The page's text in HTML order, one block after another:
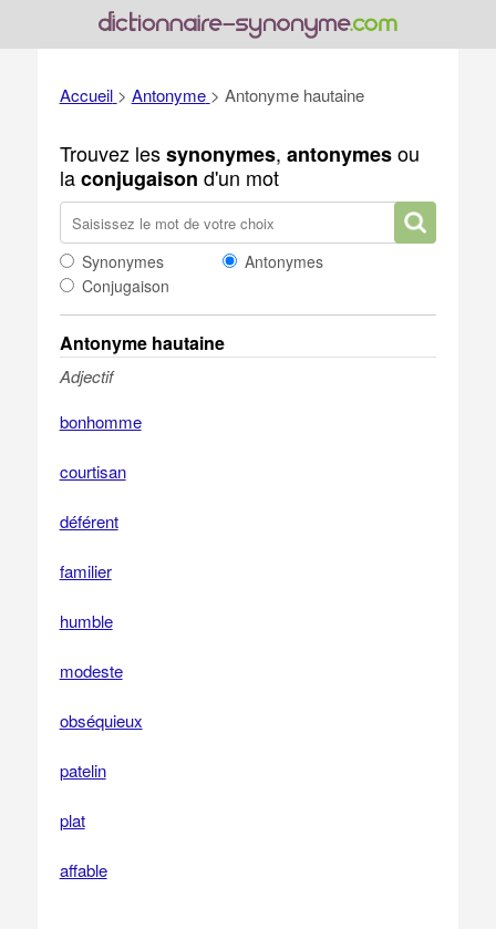
Accueil > Antonyme > Antonyme hautaine
Trouvez lessynonymes, antonymesou
laconjugaison d'un mot
Synonymes
Antonymes
Conjugaison
Antonyme hautaine
Adjectif
bonhomme
courtisan
déférent
familier
humble
modeste
obséquieux
patelin
plat
affable